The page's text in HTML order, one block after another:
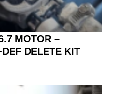
MOTOR –
DELETE KIT